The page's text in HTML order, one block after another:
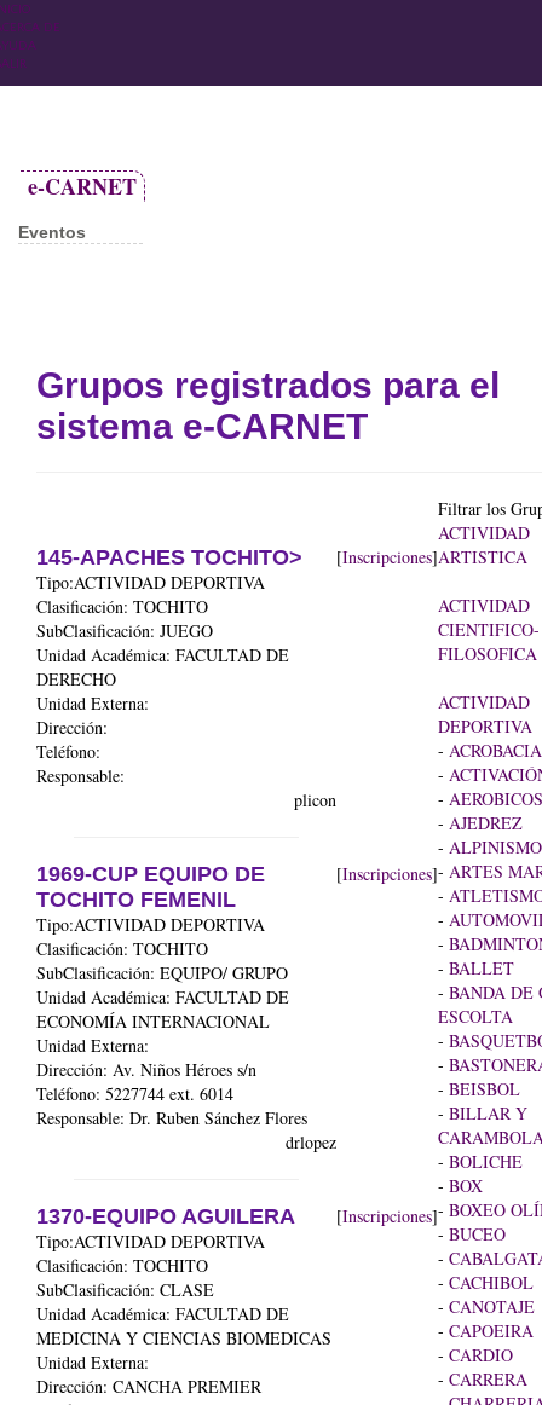
DE
e-CARNET
Eventos
Grupos registrados para el
sistema e-CARNET
Filtrar los
ACTIVIDAD
ARTISTICA
ACTIVIDAD
CIENTIFICO-
FILOSOFICA
ACTIVIDAD
DEPORTIVA
-
-
- AEROBICOS
- AJEDREZ
- ALPINISMO
- ARTES
-
-
-
- BALLET
- BANDA DE
ESCOLTA
-
-
- BEISBOL
- BILLAR Y
- BOLICHE
- BOX
- BOXEO
- BUCEO
-
- CACHIBOL
- CANOTAJE
- CAPOEIRA
- CARDIO
- CARRERA
145-APACHES TOCHITO>
Tipo:ACTIVIDAD DEPORTIVA
Clasificación: TOCHITO
SubClasificación: JUEGO
Unidad Académica: FACULTAD DE
DERECHO
Unidad Externa:
Dirección:
Teléfono:
Responsable:
plicon
[Inscripciones]
1969-CUP EQUIPO DE
TOCHITO FEMENIL
Tipo:ACTIVIDAD DEPORTIVA
Clasificación: TOCHITO
SubClasificación: EQUIPO/ GRUPO
Unidad Académica: FACULTAD DE
ECONOMÍA INTERNACIONAL
Unidad Externa:
Dirección: Av. Niños Héroes s/n
Teléfono: 5227744 ext. 6014
Responsable: Dr. Ruben Sánchez Flores
drlopez
[Inscripciones]
1370-EQUIPO AGUILERA
Tipo:ACTIVIDAD DEPORTIVA
Clasificación: TOCHITO
SubClasificación: CLASE
Unidad Académica: FACULTAD DE
MEDICINA Y CIENCIAS BIOMEDICAS
Unidad Externa:
Dirección: CANCHA PREMIER
[Inscripciones]